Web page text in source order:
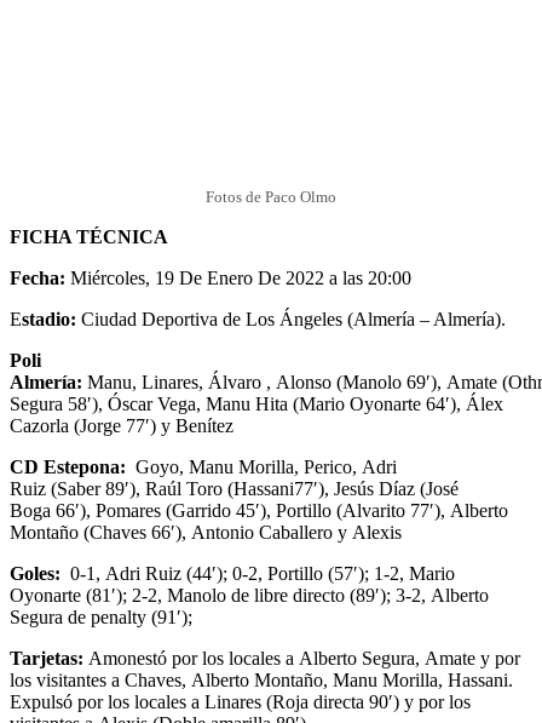
Fotos de Paco Olmo
FICHA TÉCNICA
Fecha: Miércoles, 19 De Enero De 2022 a las 20:00
Estadio: Ciudad Deportiva de Los Ángeles (Almería – Almería).
Poli
Almería: Manu, Linares, Álvaro , Alonso (Manolo 69′), Amate
Segura 58′), Óscar Vega, Manu Hita (Mario Oyonarte 64′), Álex
Cazorla (Jorge 77′) y Benítez
CD Estepona: Goyo, Manu Morilla, Perico, Adri
Ruiz (Saber 89′), Raúl Toro (Hassani77′), Jesús Díaz (José
Boga 66′), Pomares (Garrido 45′), Portillo (Alvarito 77′), Alberto
Montaño (Chaves 66′), Antonio Caballero y Alexis
Goles: 0-1, Adri Ruiz (44′); 0-2, Portillo (57′); 1-2, Mario
Oyonarte (81′); 2-2, Manolo de libre directo (89′); 3-2, Alberto
Segura de penalty (91′);
Tarjetas: Amonestó por los locales a Alberto Segura, Amate y por
los visitantes a Chaves, Alberto Montaño, Manu Morilla, Hassani.
Expulsó por los locales a Linares (Roja directa 90′) y por los